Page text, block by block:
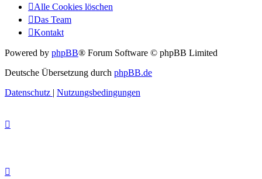
Alle Cookies löschen
Das Team
Kontakt
Powered by phpBB® Forum Software © phpBB Limited
Deutsche Übersetzung durch phpBB.de
Datenschutz | Nutzungsbedingungen